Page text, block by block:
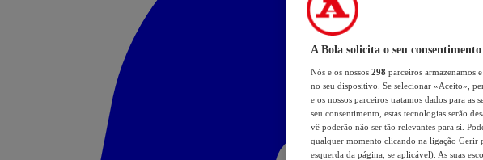
A Bola solicita o seu
Nós e os nossos 298 parceiros armazenamos
no seu dispositivo. Se selecionar «Aceito»,
e os nossos parceiros tratamos dados para
seu consentimento, estas tecnologias serão
vê poderão não ser tão relevantes para si.
qualquer momento clicando na ligação Gerir
esquerda da página, se aplicável). As suas